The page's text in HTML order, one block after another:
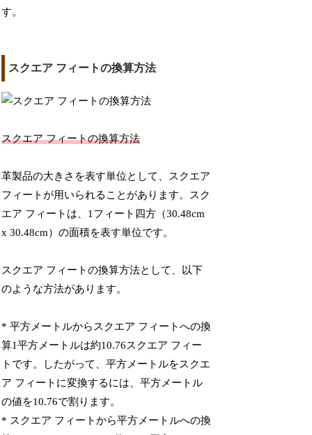
す。
スクエア フィートの換算方法
スクエア フィートの換算方法
革製品の大きさを表す単位として、スクエア
フィートが用いられることがあります。スク
エア フィートは、1フィート四方（30.48cm
x 30.48cm）の面積を表す単位です。
スクエア フィートの換算方法として、以下
のような方法があります。
* 平方メートルからスクエア フィートへの換
算1平方メートルは約10.76スクエア フィー
トです。したがって、平方メートルをスクエ
ア フィートに変換するには、平方メートル
の値を10.76で割ります。
* スクエア フィートから平方メートルへの換